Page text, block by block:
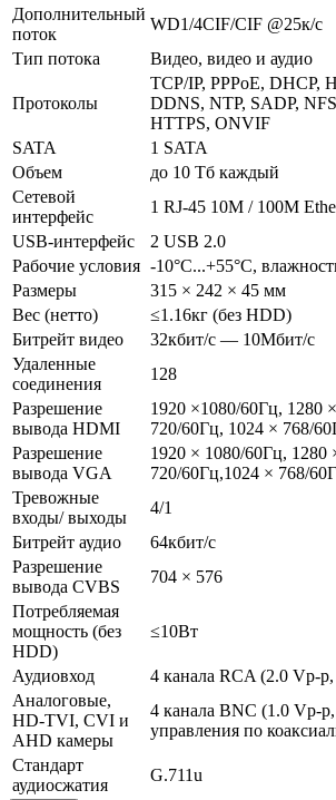
Дополнительный
поток
WD1/4CIF/CIF @25к/с
Тип потока
Видео, видео и аудио
Протоколы
TCP/IP, PPPoE, DHCP,
DDNS, NTP, SADP,
HTTPS, ONVIF
SATA
1 SATA
Объем
до 10 Тб каждый
Сетевой
интерфейс
1 RJ-45 10M / 100M
USB-интерфейс
2 USB 2.0
Рабочие условия -10°C...+55°C,
Размеры
315 × 242 × 45 мм
Вес (нетто)
≤1.16кг (без HDD)
Битрейт видео
32кбит/с — 10Мбит/с
Удаленные
соединения
128
Разрешение
вывода HDMI
1920 ×1080/60Гц, 1280
720/60Гц, 1024 × 768/
Разрешение
вывода VGA
1920 × 1080/60Гц, 1280
720/60Гц,1024 × 768/
Тревожные
входы/ выходы
4/1
Битрейт аудио
64кбит/с
Разрешение
вывода CVBS
704 × 576
Потребляемая
мощность (без
HDD)
≤10Вт
Аудиовход
4 канала RCA (2.0 Vp-
Аналоговые,
HD-TVI, CVI и
AHD камеры
4 канала BNC (1.0 Vp-
управления по
Стандарт
аудиосжатия
G.711u